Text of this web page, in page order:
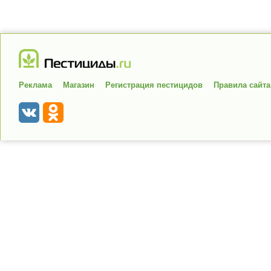
Реклама Магазин Регистрация пестицидов Правила сайта